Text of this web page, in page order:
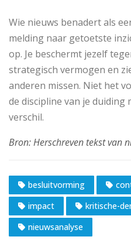
Wie nieuws benadert als
melding naar getoetste
op. Je beschermt jezelf
strategisch vermogen en
anderen missen. Niet het
de discipline van je
verschil.
besluitvorming
impact
kritische-
nieuwsanalyse